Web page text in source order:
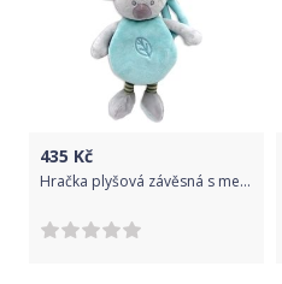
435 Kč
Hračka plyšová závěsná s melodií - KOALA mátová - Tulilo